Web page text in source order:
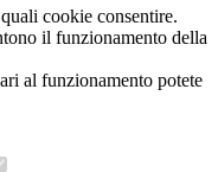
cookie consentire.
il funzionamento della
al funzionamento potete